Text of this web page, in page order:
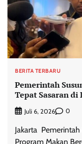
BERITA TERBARU
Pemerintah
Tepat Sasaran di
Juli 6, 2026 0
Jakarta 
Program Makan